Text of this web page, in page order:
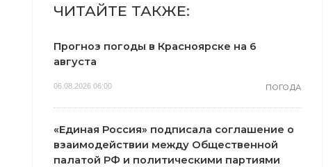
ЧИТАЙТЕ ТАКЖЕ:
Прогноз погоды в Красноярске на 6
августа
06.08.2026 06:00 ПОГОДА
«Единая Россия» подписала соглашение о
взаимодействии между Общественной
палатой РФ и политическими партиями